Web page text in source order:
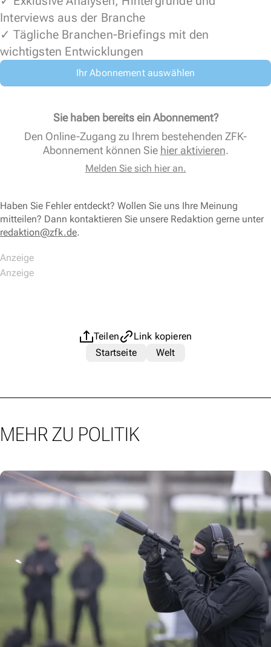
Interviews aus der Branche
✓ Tägliche Branchen-Briefings mit den
wichtigsten Entwicklungen
Ihr Abonnement auswählen
Sie haben bereits ein Abonnement?
Den Online-Zugang zu Ihrem bestehenden ZFK-
Abonnement können Sie hier aktivieren.
Melden Sie sich hier an.
Haben Sie Fehler entdeckt? Wollen Sie uns Ihre Meinung
mitteilen? Dann kontaktieren Sie unsere Redaktion gerne unter
redaktion@zfk.de.
Teilen
Link kopieren
Startseite
Welt
MEHR ZU POLITIK